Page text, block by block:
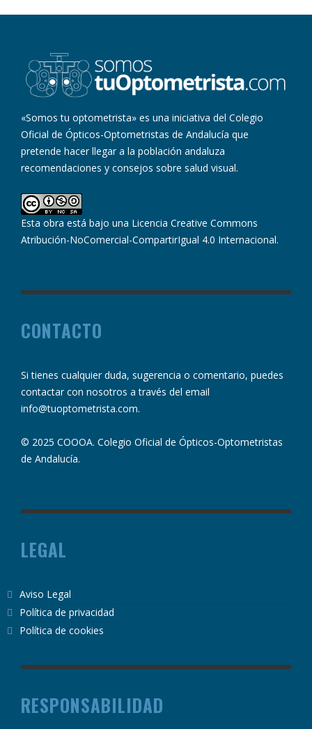
«Somos tu optometrista» es una iniciativa del Colegio
Oficial de Ópticos-Optometristas de Andalucía que
pretende hacer llegar a la población andaluza
recomendaciones y consejos sobre salud visual.
Esta obra está bajo una Licencia Creative Commons
Atribución-NoComercial-CompartirIgual 4.0 Internacional.
CONTACTO
Si tienes cualquier duda, sugerencia o comentario, puedes
contactar con nosotros a través del email
info@tuoptometrista.com.
© 2025 COOOA. Colegio Oficial de Ópticos-Optometristas
de Andalucía.
LEGAL
Aviso Legal
Política de privacidad
Política de cookies
RESPONSABILIDAD